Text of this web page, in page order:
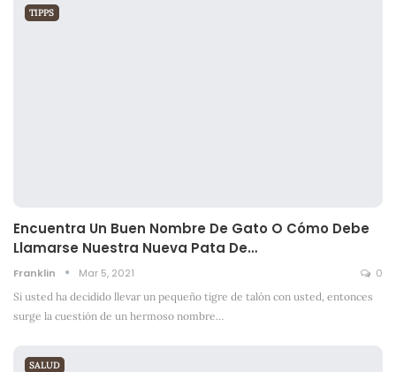
TIPPS
Encuentra Un Buen Nombre De Gato O Cómo Debe
Llamarse Nuestra Nueva Pata De…
Franklin Mar 5, 2021 0
Si usted ha decidido llevar un pequeño tigre de talón con usted, entonces
surge la cuestión de un hermoso nombre…
SALUD